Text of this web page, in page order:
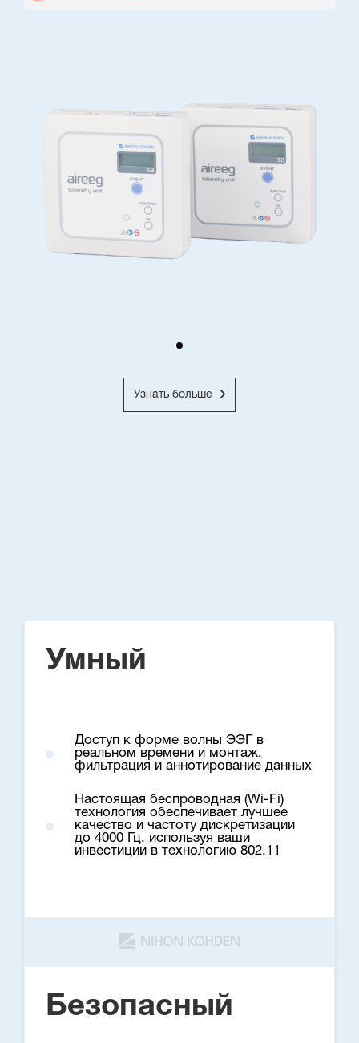
Узнать больше
Умный
Доступ к форме волны ЭЭГ в
реальном времени и монтаж,
фильтрация и аннотирование данных
Настоящая беспроводная (Wi-Fi)
технология обеспечивает лучшее
качество и частоту дискретизации
до 4000 Гц, используя ваши
инвестиции в технологию 802.11
Безопасный